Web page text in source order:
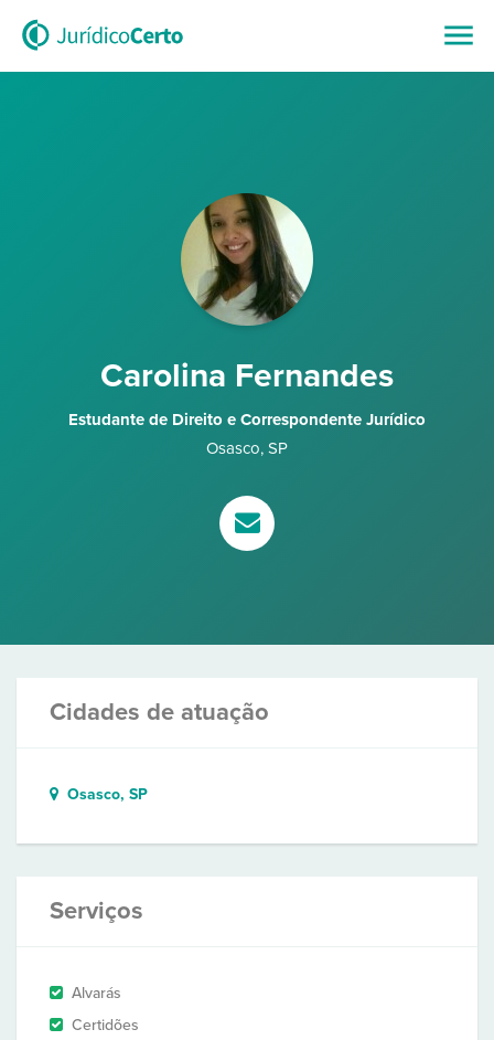
Carolina Fernandes
Estudante de Direito e Correspondente Jurídico
Osasco, SP
Cidades de atuação
Osasco, SP
Serviços
Alvarás
Certidões